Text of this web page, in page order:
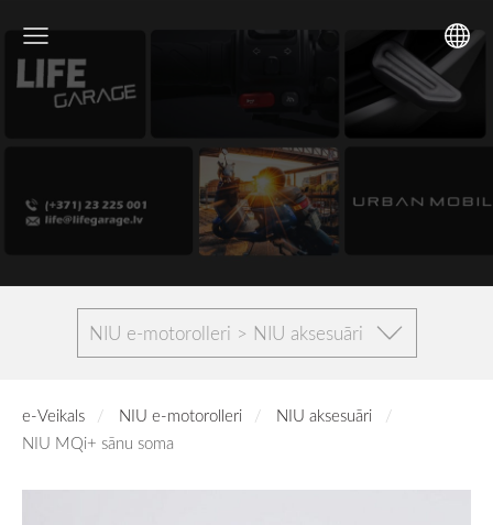
NIU e-motorolleri > NIU aksesuāri
e-Veikals NIU e-motorolleri
NIU aksesuāri
NIU MQi+ sānu soma